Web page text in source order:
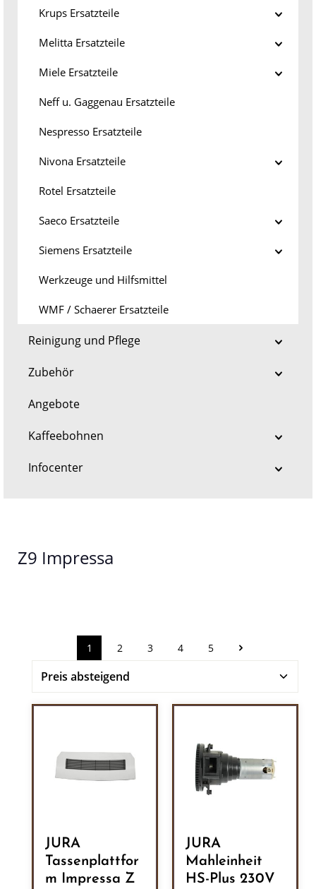
Krups Ersatzteile
Melitta Ersatzteile
Miele Ersatzteile
Neff u. Gaggenau Ersatzteile
Nespresso Ersatzteile
Nivona Ersatzteile
Rotel Ersatzteile
Saeco Ersatzteile
Siemens Ersatzteile
Werkzeuge und Hilfsmittel
WMF / Schaerer Ersatzteile
Reinigung und Pflege
Zubehör
Angebote
Kaffeebohnen
Infocenter
Z9 Impressa
Seite
1 Seite
2 Seite
3 Seite
4 Seite
5
JURA
Tassenplattfor
m Impressa Z
JURA
Mahleinheit
HS-Plus 230V